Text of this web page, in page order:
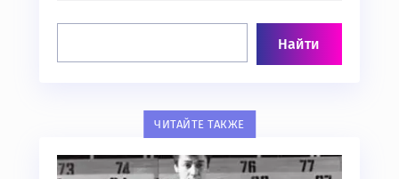
ЧИТАЙТЕ ТАКЖЕ